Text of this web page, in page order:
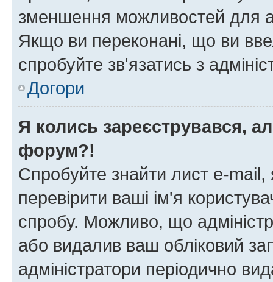
зменшення можливостей для
Якщо ви переконані, що ви
спробуйте зв'язатись з
Догори
Я колись зареєструвався,
форум?!
Спробуйте знайти лист e-mail,
перевірити ваші ім'я
спробу. Можливо, що
або видалив ваш обліковий
адміністратори періодично